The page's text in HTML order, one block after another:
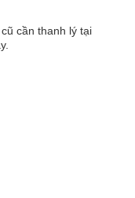
cần thanh lý tại